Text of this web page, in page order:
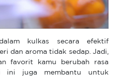
kulkas secara efektif
dan aroma tidak sedap. Jadi,
favorit kamu berubah rasa
ini juga membantu untuk